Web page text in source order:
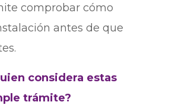
comprobar cómo
antes de que
considera estas
trámite?